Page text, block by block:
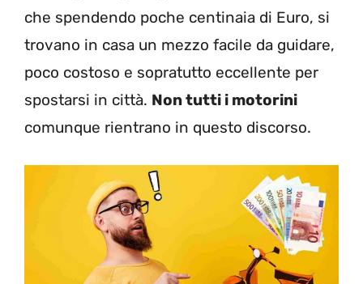
che spendendo poche centinaia di Euro, si
trovano in casa un mezzo facile da guidare,
poco costoso e sopratutto eccellente per
spostarsi in città. Non tutti i motorini
comunque rientrano in questo discorso.